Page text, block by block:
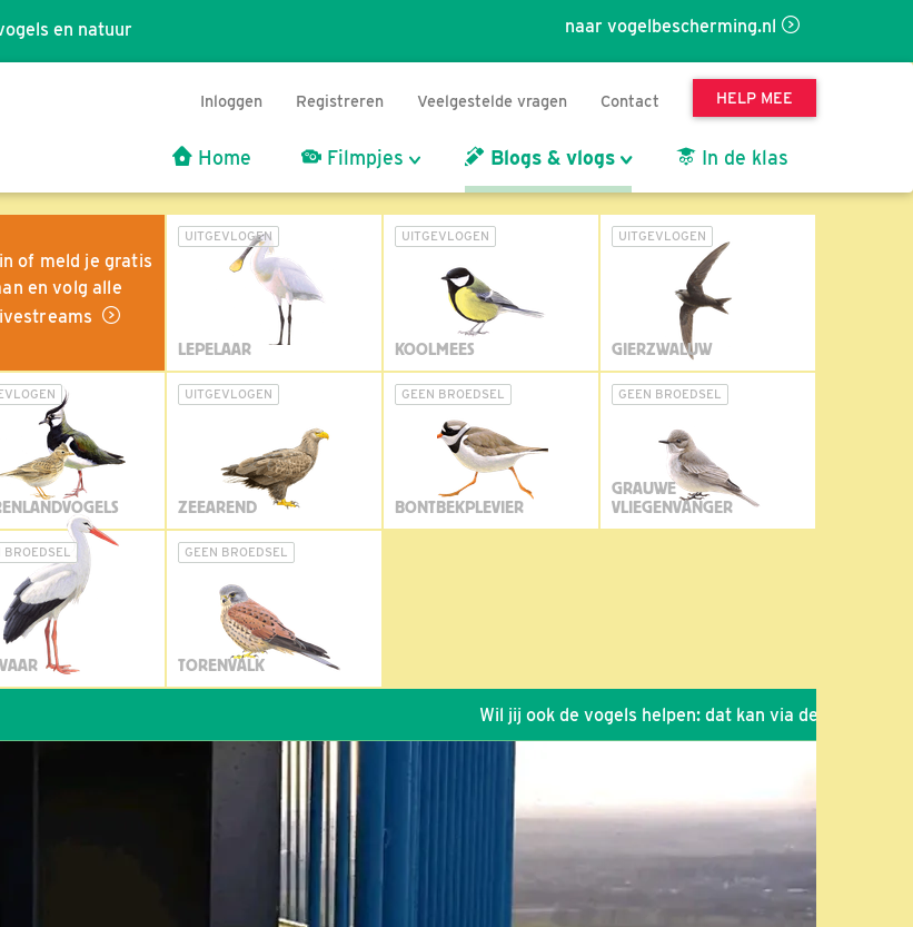
naar vogelbescherming.nl
en natuur
Inloggen Registreren Veelgestelde vragen Contact HELP MEE
Home Filmpjes Blogs & vlogs In de klas
of meld je gratis
en volg alle
UITGEVLOGEN
LEPELAAR
UITGEVLOGEN
KOOLMEES
UITGEVLOGEN
GIERZWALUW
UITGEVLOGEN
ZEEAREND
GEEN BROEDSEL
BONTBEKPLEVIER
GEEN BROEDSEL
GRAUWE
VLIEGENVANGER
BROEDSEL GEEN BROEDSEL
TORENVALK
Wil jij ook de vogels helpen: dat kan via de link! *